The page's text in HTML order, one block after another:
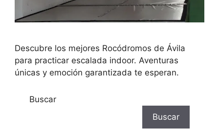
Descubre los mejores Rocódromos de Ávila
para practicar escalada indoor. Aventuras
únicas y emoción garantizada te esperan.
Buscar
Buscar